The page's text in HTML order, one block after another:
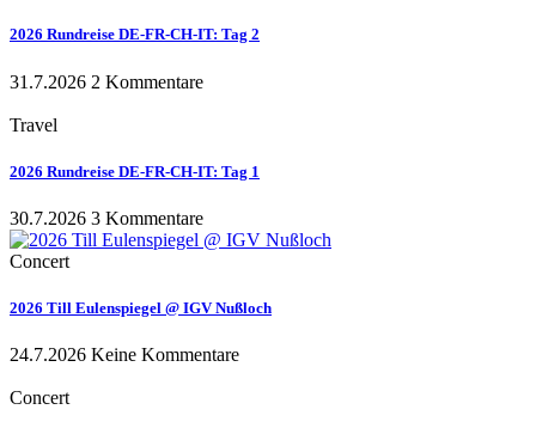
2026 Rundreise DE-FR-CH-IT: Tag 2
31.7.2026 2 Kommentare
Travel
2026 Rundreise DE-FR-CH-IT: Tag 1
30.7.2026 3 Kommentare
Concert
2026 Till Eulenspiegel @ IGV Nußloch
24.7.2026 Keine Kommentare
Concert